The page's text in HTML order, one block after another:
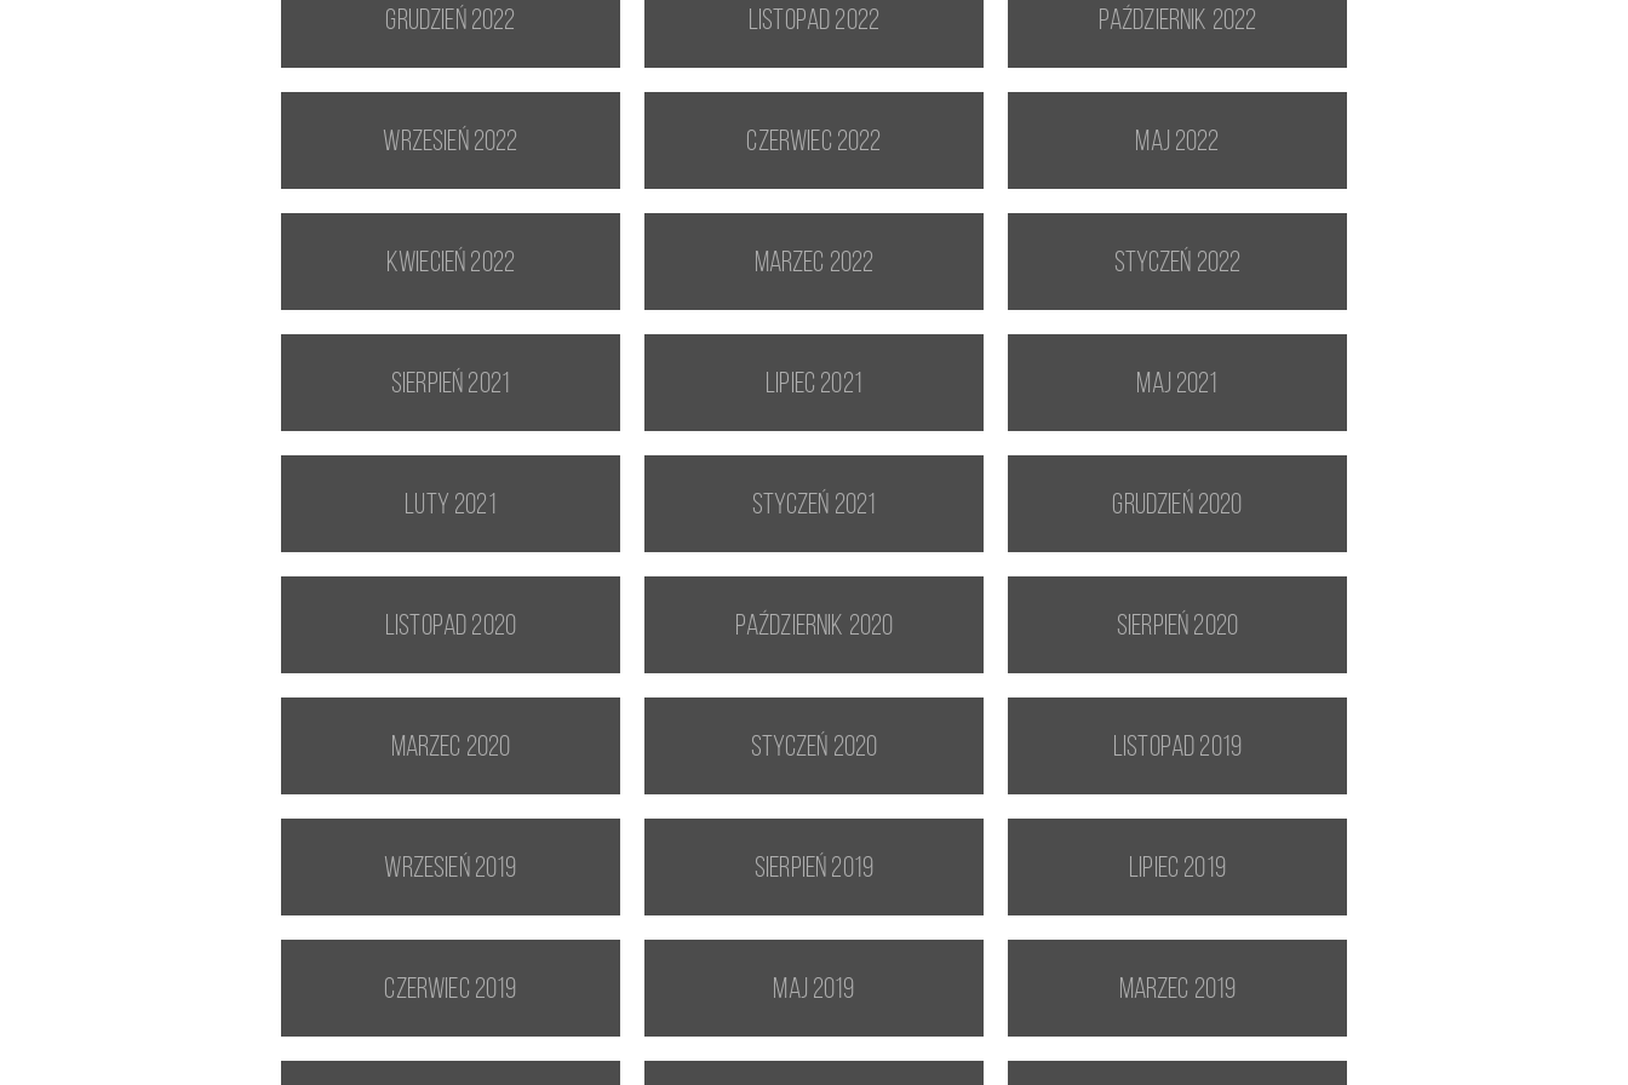
grudzień 2022 listopad 2022 październik 2022
wrzesień 2022 czerwiec 2022 maj 2022
kwiecień 2022 marzec 2022 styczeń 2022
sierpień 2021 lipiec 2021 maj 2021
luty 2021 styczeń 2021 grudzień 2020
listopad 2020 październik 2020 sierpień 2020
marzec 2020 styczeń 2020 listopad 2019
wrzesień 2019 sierpień 2019 lipiec 2019
czerwiec 2019 maj 2019 marzec 2019